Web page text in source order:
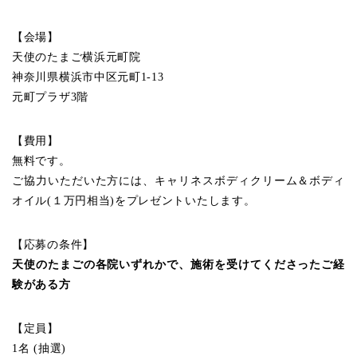
【会場】
天使のたまご横浜元町院
神奈川県横浜市中区元町1-13
元町プラザ3階
【費用】
無料です。
ご協力いただいた方には、キャリネスボディクリーム＆ボディ
オイル(１万円相当)をプレゼントいたします。
【応募の条件】
天使のたまごの各院いずれかで、施術を受けてくださったご経
験がある方
【定員】
1名 (抽選)